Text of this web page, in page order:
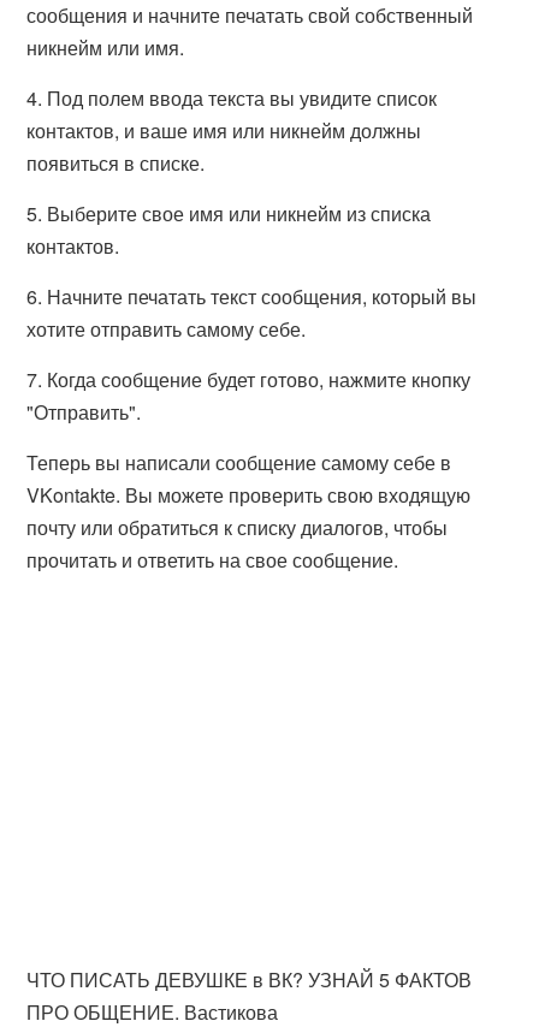
сообщения и начните печатать свой собственный
никнейм или имя.
4. Под полем ввода текста вы увидите список
контактов, и ваше имя или никнейм должны
появиться в списке.
5. Выберите свое имя или никнейм из списка
контактов.
6. Начните печатать текст сообщения, который вы
хотите отправить самому себе.
7. Когда сообщение будет готово, нажмите кнопку
"Отправить".
Теперь вы написали сообщение самому себе в
VKontakte. Вы можете проверить свою входящую
почту или обратиться к списку диалогов, чтобы
прочитать и ответить на свое сообщение.
ЧТО ПИСАТЬ ДЕВУШКЕ в ВК? УЗНАЙ 5 ФАКТОВ
ПРО ОБЩЕНИЕ. Вастикова